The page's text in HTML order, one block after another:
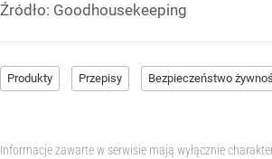
Źródło: Goodhousekeeping
Produkty Przepisy Bezpieczeństwo
Informacje zawarte w serwisie mają wyłącznie